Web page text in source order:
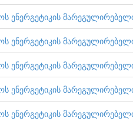
ენერგეტიკის
ენერგეტიკის
ენერგეტიკის
ენერგეტიკის
ენერგეტიკის